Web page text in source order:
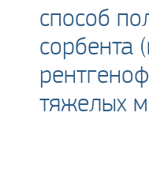
способ
сорбента
тяжелых